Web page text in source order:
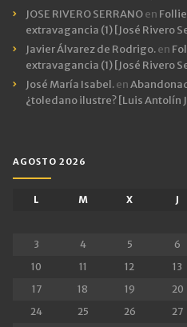
JOSE RIVERO SERRANOen
extravagancia (1) [José Rivero
Javier Álvarez de Rodrigo.en
extravagancia (1) [José Rivero
José María Isabel.en
¿toledano ilustre? [Luis Antolín
AGOSTO 2026
L M X J
3
4 5 6
10
11 12 13
17
18 19 20
24
25 26 27